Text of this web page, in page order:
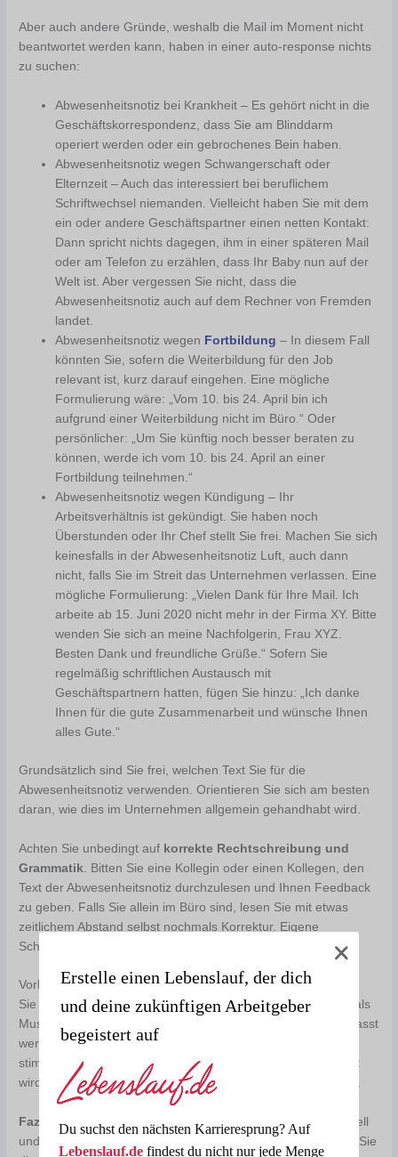
Aber auch andere Gründe, weshalb die Mail im Moment nicht
beantwortet werden kann, haben in einer auto-response nichts
zu suchen:
Abwesenheitsnotiz bei Krankheit – Es gehört nicht in die
Geschäftskorrespondenz, dass Sie am Blinddarm
operiert werden oder ein gebrochenes Bein haben.
Abwesenheitsnotiz wegen Schwangerschaft oder
Elternzeit – Auch das interessiert bei beruflichem
Schriftwechsel niemanden. Vielleicht haben Sie mit dem
ein oder andere Geschäftspartner einen netten Kontakt:
Dann spricht nichts dagegen, ihm in einer späteren Mail
oder am Telefon zu erzählen, dass Ihr Baby nun auf der
Welt ist. Aber vergessen Sie nicht, dass die
Abwesenheitsnotiz auch auf dem Rechner von Fremden
landet.
Abwesenheitsnotiz wegen Fortbildung – In diesem Fall
könnten Sie, sofern die Weiterbildung für den Job
relevant ist, kurz darauf eingehen. Eine mögliche
Formulierung wäre: „Vom 10. bis 24. April bin ich
aufgrund einer Weiterbildung nicht im Büro.“ Oder
persönlicher: „Um Sie künftig noch besser beraten zu
können, werde ich vom 10. bis 24. April an einer
Fortbildung teilnehmen.“
Abwesenheitsnotiz wegen Kündigung – Ihr
Arbeitsverhältnis ist gekündigt. Sie haben noch
Überstunden oder Ihr Chef stellt Sie frei. Machen Sie sich
keinesfalls in der Abwesenheitsnotiz Luft, auch dann
nicht, falls Sie im Streit das Unternehmen verlassen. Eine
mögliche Formulierung: „Vielen Dank für Ihre Mail. Ich
arbeite ab 15. Juni 2020 nicht mehr in der Firma XY. Bitte
wenden Sie sich an meine Nachfolgerin, Frau XYZ.
Besten Dank und freundliche Grüße.“ Sofern Sie
regelmäßig schriftlichen Austausch mit
Geschäftspartnern hatten, fügen Sie hinzu: „Ich danke
Ihnen für die gute Zusammenarbeit und wünsche Ihnen
alles Gute.“
Grundsätzlich sind Sie frei, welchen Text Sie für die
Abwesenheitsnotiz verwenden. Orientieren Sie sich am besten
daran, wie dies im Unternehmen allgemein gehandhabt wird.
Achten Sie unbedingt auf korrekte Rechtschreibung und
Grammatik . Bitten Sie eine Kollegin oder einen Kollegen, den
Text der Abwesenheitsnotiz durchzulesen und Ihnen Feedback
zu geben. Falls Sie allein im Büro sind, lesen Sie mit etwas
zeitlichem Abstand selbst nochmals Korrektur. Eigene
Schreibfehler werden häufig übersehen.
Vorlage für eine Abwesenheitsnotiz
Sie können den Text Ihrer Abwesenheitsnotiz immer wieder als
Muster verwenden. Allerdings muss er jedes Mal neu angepasst
werden. Vergewissern Sie sich, ob das angegebene Datum
stimmt. Es ist peinlich, wenn im Oktober ein Kunde informiert
wird, dass Sie im Mai eine Woche nicht im Büro sein werden.
Fazit
: Die automatische Antwort muss freundlich, professionell
und fehlerfrei erstellt werden. Zurück am Arbeitsplatz sollten Sie
Erstelle einen Lebenslauf, der dich
und deine zukünftigen Arbeitgeber
begeistert auf
Du suchst den nächsten Karrieresprung? Auf
Lebenslauf.defindest du nicht nur jede Menge